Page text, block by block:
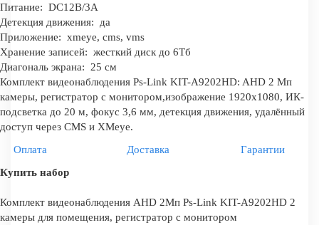
Питание: DC12В/3A
Детекция движения:
да
Приложение: xmeye, cms, vms
Хранение записей: жесткий диск до 6Тб
Диагональ экрана:
25 см
Комплект видеонаблюдения Ps-Link KIT-A9202HD: AHD 2 Мп
камеры, регистратор с монитором,изображение 1920x1080, ИК-
подсветка до 20 м, фокус 3,6 мм, детекция движения, удалённый
доступ через CMS и XMeye.
Оплата
Доставка
Гарантии
Купить набор
Комплект видеонаблюдения AHD 2Мп Ps-Link KIT-A9202HD 2
камеры для помещения, регистратор с монитором